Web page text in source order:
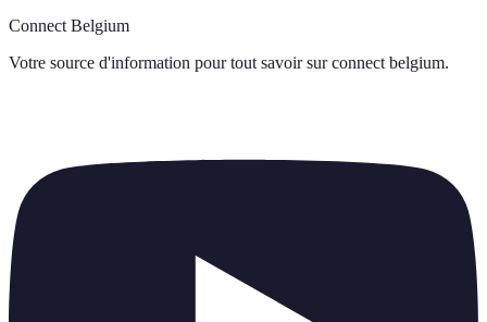
Connect Belgium
Votre source d'information pour tout savoir sur connect belgium.